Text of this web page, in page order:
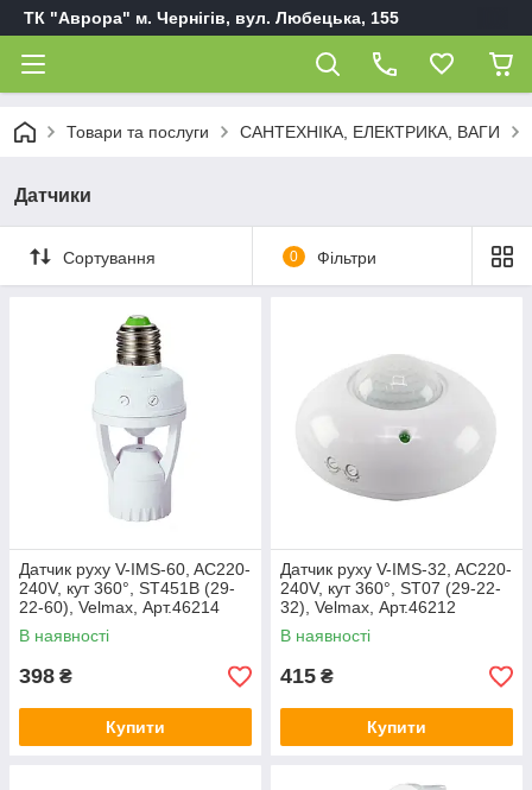
ТК "Аврора" м. Чернігів, вул. Любецька, 155
Товари та послуги САНТЕХНІКА, ЕЛЕКТРИКА, ВАГИ
Датчики
Сортування 0 Фільтри
Датчик руху V-IMS-60, AC220-
240V, кут 360°, ST451В (29-
22-60), Velmax, Арт.46214
В наявності
398 ₴
Купити
Датчик руху V-IMS-32, AC220-
240V, кут 360°, ST07 (29-22-
32), Velmax, Арт.46212
В наявності
415 ₴
Купити